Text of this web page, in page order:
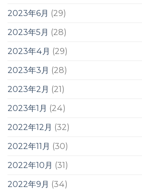
2023年6月 (29)
2023年5月 (28)
2023年4月 (29)
2023年3月 (28)
2023年2月 (21)
2023年1月 (24)
2022年12月 (32)
2022年11月 (30)
2022年10月 (31)
2022年9月 (34)